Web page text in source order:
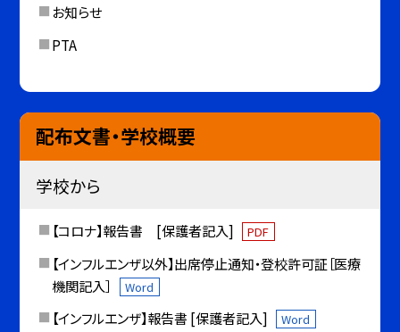
お知らせ
PTA
配布文書・学校概要
学校から
【コロナ】報告書 [保護者記入] PDF
【インフルエンザ以外】出席停止通知・登校許可証［医療
機関記入］
Word
【インフルエンザ】報告書 [保護者記入] Word